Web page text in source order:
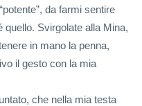
da farmi sentire
quello. Svirgolate alla Mina,
in mano la penna,
il gesto con la mia
che nella mia testa